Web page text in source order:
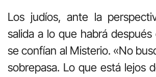
Los judíos, ante la
salida a lo que habrá
se confían al Misterio. «No
sobrepasa. Lo que está lejos